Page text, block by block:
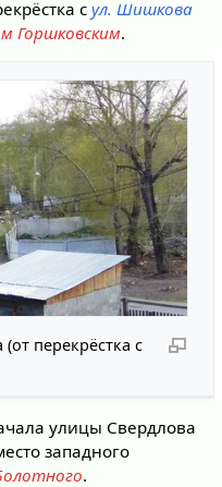
с ул. Шишкова
Горшковским.
перекрёстка с
улицы Свердлова
западного
.